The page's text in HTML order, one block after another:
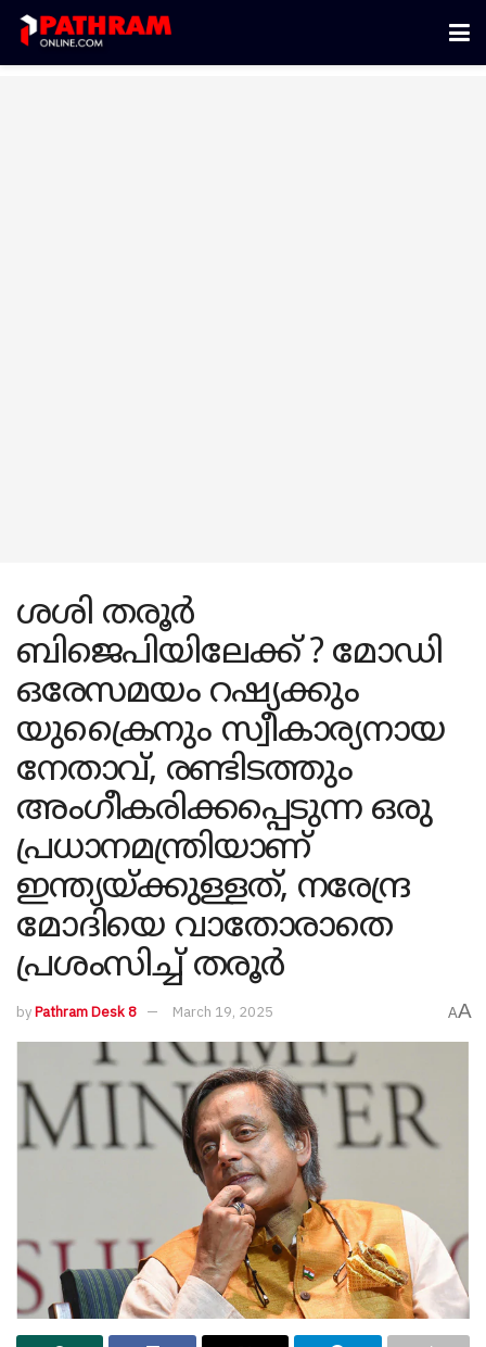
ശശി തരൂർ
ബിജെപിയിലേക്ക് ? മോഡി
ഒരേസമയം റഷ്യക്കും
യുക്രൈനും സ്വീകാര്യനായ
നേതാവ്, രണ്ടിടത്തും
അംഗീകരിക്കപ്പെടുന്ന ഒരു
പ്രധാനമന്ത്രിയാണ്
ഇന്ത്യയ്ക്കുള്ളത്, നരേന്ദ്ര
മോദിയെ വാതോരാതെ
പ്രശംസിച്ച് തരൂർ
byPathram Desk 8 March 19, 2025 AA